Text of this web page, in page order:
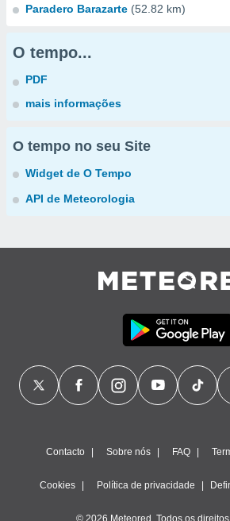
Paradero Barazarte (52.82 km)
O tempo...
PDF
mais informações
O tempo no seu Site
Widget de O Tempo
API de Meteorologia
Contacto Sobre nós FAQ
Cookies Política de privacidade
© 2026 Meteored. Todos os